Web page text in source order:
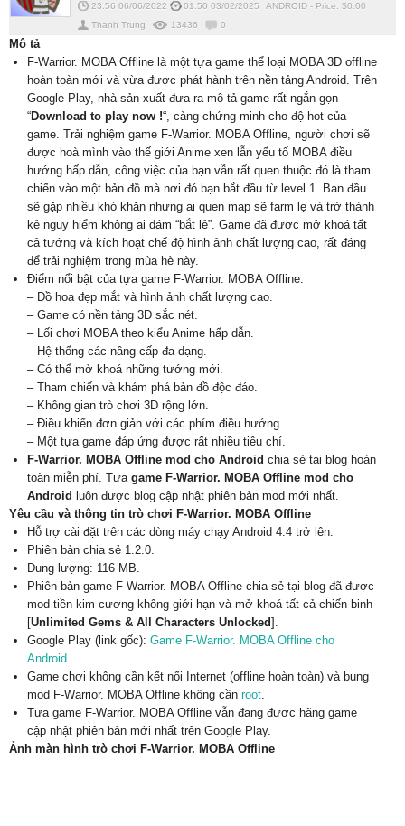
23:56 06/06/2022 01:50 03/02/2025 ANDROID - Price: $0.00
Thanh Trung
13436 0
Mô tả
F-Warrior. MOBA Offline là một tựa game thể loại MOBA 3D offline
hoàn toàn mới và vừa được phát hành trên nền tảng Android. Trên
Google Play, nhà sản xuất đưa ra mô tả game rất ngắn gọn
“Download to play now !“, càng chứng minh cho độ hot của
game. Trải nghiệm game F-Warrior. MOBA Offline, người chơi sẽ
được hoà mình vào thế giới Anime xen lẫn yếu tố MOBA điều
hướng hấp dẫn, công việc của bạn vẫn rất quen thuộc đó là tham
chiến vào một bản đồ mà nơi đó bạn bắt đầu từ level 1. Ban đầu
sẽ gặp nhiều khó khăn nhưng ai quen map sẽ farm lẹ và trở thành
kẻ nguy hiểm không ai dám “bắt lẻ”. Game đã được mở khoá tất
cả tướng và kích hoạt chế độ hình ảnh chất lượng cao, rất đáng
để trải nghiệm trong mùa hè này.
Điểm nổi bật của tựa game F-Warrior. MOBA Offline:
– Đồ hoạ đẹp mắt và hình ảnh chất lượng cao.
– Game có nền tảng 3D sắc nét.
– Lối chơi MOBA theo kiểu Anime hấp dẫn.
– Hệ thống các nâng cấp đa dạng.
– Có thể mở khoá những tướng mới.
– Tham chiến và khám phá bản đồ độc đáo.
– Không gian trò chơi 3D rộng lớn.
– Điều khiển đơn giản với các phím điều hướng.
– Một tựa game đáp ứng được rất nhiều tiêu chí.
F-Warrior. MOBA Offline mod cho Android chia sẻ tại blog hoàn
toàn miễn phí. Tựa game F-Warrior. MOBA Offline mod cho
Android luôn được blog cập nhật phiên bản mod mới nhất.
Yêu cầu và thông tin trò chơi F-Warrior. MOBA Offline
Hỗ trợ cài đặt trên các dòng máy chạy Android 4.4 trở lên.
Phiên bản chia sẻ 1.2.0.
Dung lượng: 116 MB.
Phiên bản game F-Warrior. MOBA Offline chia sẻ tại blog đã được
mod tiền kim cương không giới hạn và mở khoá tất cả chiến binh
[Unlimited Gems & All Characters Unlocked].
Google Play (link gốc): Game F-Warrior. MOBA Offline cho
Android.
Game chơi không cần kết nối Internet (offline hoàn toàn) và bung
mod F-Warrior. MOBA Offline không cần root.
Tựa game F-Warrior. MOBA Offline vẫn đang được hãng game
cập nhật phiên bản mới nhất trên Google Play.
Ảnh màn hình trò chơi F-Warrior. MOBA Offline